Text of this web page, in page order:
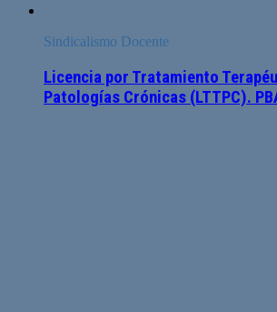
Sindicalismo Docente
Licencia por Tratamiento
Patologías Crónicas (LTTPC).